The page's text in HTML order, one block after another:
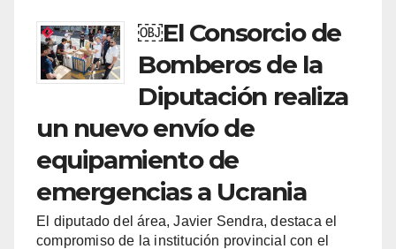
￼El Consorcio de
Bomberos de la
Diputación realiza
un nuevo envío de
equipamiento de
emergencias a Ucrania
El diputado del área, Javier Sendra, destaca el
compromiso de la institución provincial con el